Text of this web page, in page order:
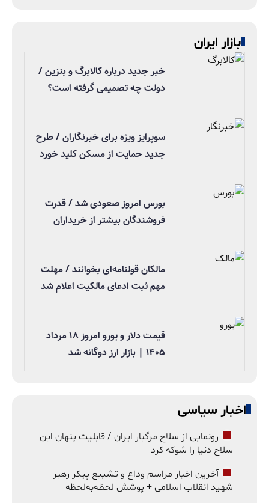
بازار ایران
خبر جدید درباره کالابرگ و بنزین /
دولت چه تصمیمی گرفته است؟
سوپرایز ویژه برای خبرنگاران / طرح
جدید حمایت از مسکن کلید خورد
بورس امروز صعودی شد / قدرت
فروشندگان بیشتر از خریداران
مالکان قولنامه‌ای بخوانند / مهلت
مهم ثبت ادعای مالکیت اعلام شد
قیمت دلار و یورو امروز ۱۸ مرداد
۱۴۰۵ | بازار ارز دوگانه شد
اخبار سیاسی
رونمایی از سلاح مرگبار ایران / قابلیت پنهان این
سلاح دنیا را شوکه کرد
آخرین اخبار مراسم وداع و تشییع پیکر رهبر
شهید انقلاب اسلامی + پوشش لحظه‌به‌لحظه